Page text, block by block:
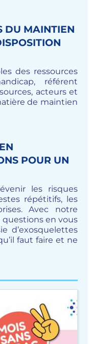
DU MAINTIEN
des ressources
référent
acteurs et
de maintien
POUR UN
les risques
répétitifs, les
Avec notre
questions en vous
d’exosquelettes
faut faire et ne